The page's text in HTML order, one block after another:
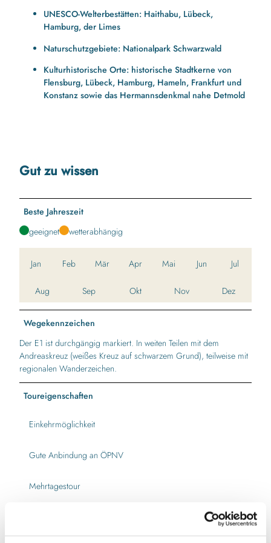
UNESCO-Welterbestätten: Haithabu, Lübeck,
Hamburg, der Limes
Naturschutzgebiete: Nationalpark Schwarzwald
Kulturhistorische Orte: historische Stadtkerne von
Flensburg, Lübeck, Hamburg, Hameln, Frankfurt und
Konstanz sowie das Hermannsdenkmal nahe Detmold
Gut zu wissen
Beste Jahreszeit
geeignet
wetterabhängig
Jan Feb Mär Apr Mai Jun Jul
Aug Sep Okt Nov Dez
Wegekennzeichen
Der E1 ist durchgängig markiert. In weiten Teilen mit dem
Andreaskreuz (weißes Kreuz auf schwarzem Grund), teilweise mit
regionalen Wanderzeichen.
Toureigenschaften
Einkehrmöglichkeit
Gute Anbindung an ÖPNV
Mehrtagestour